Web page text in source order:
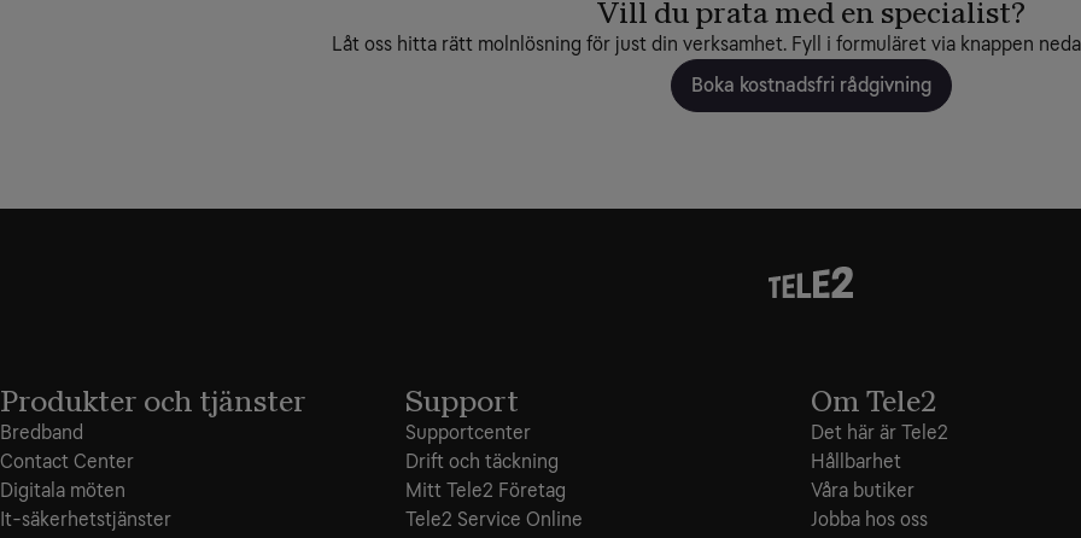
Vill du prata med en specialist?
Låt oss hitta rätt molnlösning för just din verksamhet. Fyll i formuläret via knappen
Boka kostnadsfri rådgivning
Produkter och tjänster
Bredband
Contact Center
Digitala möten
It-säkerhetstjänster
Support
Supportcenter
Drift och täckning
Mitt Tele2 Företag
Tele2 Service Online
Om Tele2
Det här är Tele2
Hållbarhet
Våra butiker
Jobba hos oss